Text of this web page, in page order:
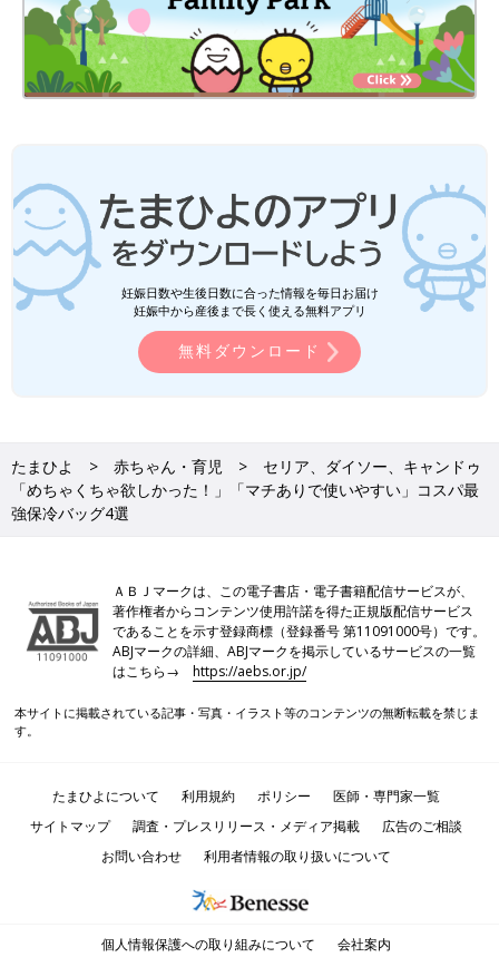
妊娠日数や生後日数に合った情報を毎日お届け
妊娠中から産後まで長く使える無料アプリ
無料ダウンロード
たまひよ 赤ちゃん・育児
セリア、ダイソー、キャンドゥ
「めちゃくちゃ欲しかった！」「マチありで使いやすい」コスパ最
強保冷バッグ4選
ＡＢＪマークは、この電子書店・電子書籍配信サービスが、
著作権者からコンテンツ使用許諾を得た正規版配信サービス
であることを示す登録商標（登録番号 第11091000号）です。
ABJマークの詳細、ABJマークを掲示しているサービスの一覧
はこちら→https://aebs.or.jp/
本サイトに掲載されている記事・写真・イラスト等のコンテンツの無断転載を禁じま
す。
たまひよについて 利用規約 ポリシー
医師・専門家一覧
サイトマップ
調査・プレスリリース・メディア掲載
広告のご相談
お問い合わせ
利用者情報の取り扱いについて
個人情報保護への取り組みについて 会社案内